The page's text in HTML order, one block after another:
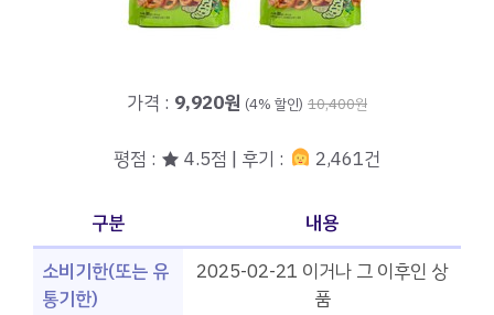
가격 : 9,920원 (4% 할인) 10,400원
평점 : ★ 4.5점 | 후기 : 2,461건
구분
내용
소비기한(또는 유
통기한)
2025-02-21 이거나 그 이후인 상
품